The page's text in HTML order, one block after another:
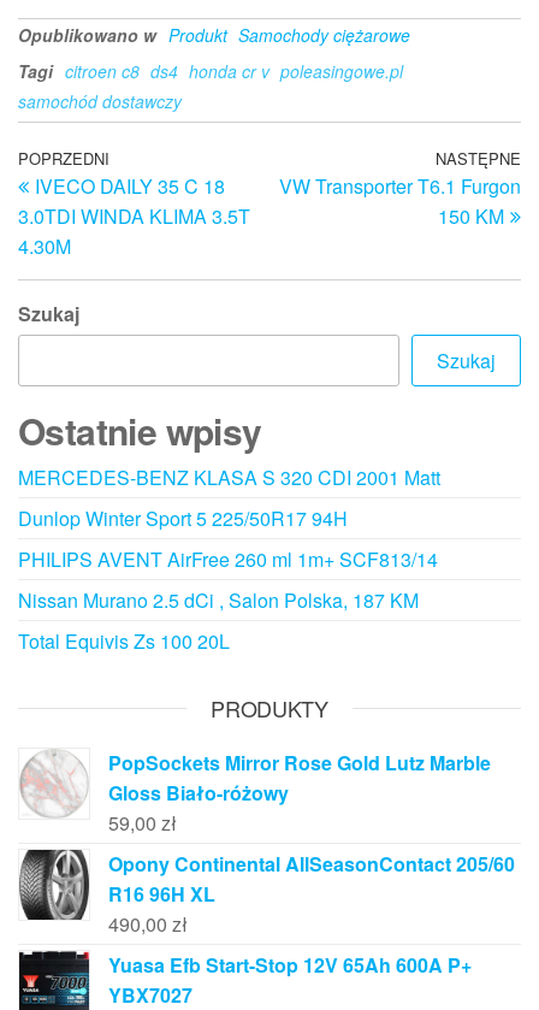
Opublikowano w Produkt Samochody ciężarowe
Tagi citroen c8 ds4 honda cr v poleasingowe.pl
samochód dostawczy
Nawigacja
wpisu
Poprzedni
wpis
POPRZEDNI
IVECO DAILY 35 C 18
3.0TDI WINDA KLIMA 3.5T
4.30M
NASTĘPNE
VW Transporter T6.1 Furgon
150 KM
Szukaj
Szukaj
Ostatnie wpisy
MERCEDES-BENZ KLASA S 320 CDI 2001 Matt
Dunlop Winter Sport 5 225/50R17 94H
PHILIPS AVENT AirFree 260 ml 1m+ SCF813/14
Nissan Murano 2.5 dCi , Salon Polska, 187 KM
Total Equivis Zs 100 20L
PRODUKTY
PopSockets Mirror Rose Gold Lutz Marble
Gloss Biało-różowy
59,00 zł
Opony Continental AllSeasonContact 205/60
R16 96H XL
490,00 zł
Yuasa Efb Start-Stop 12V 65Ah 600A P+
YBX7027